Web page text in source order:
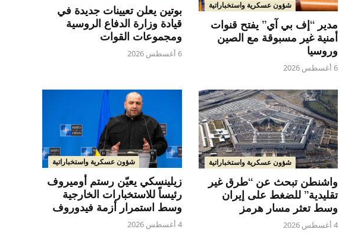
شؤون عسكرية واستخباراتية
مدير “إف بي آي” يفتح قنوات
أمنية غير مسبوقة مع الصين
وروسيا
6 أغسطس 2026
بوتين يعلن تعيينات جديدة في
قيادة وزارة الدفاع الروسية
ومجموعات القوات
6 أغسطس 2026
شؤون عسكرية واستخباراتية
واشنطن تبحث عن “طرق غير
تقليدية” للضغط على إيران
وسط تعثر مسار هرمز
4 أغسطس 2026
شؤون عسكرية واستخباراتية
زيلينسكي يعيّن رستم أوميروف
رئيساً للاستخبارات الخارجية
وسط استمرار أزمة فيدوروف
4 أغسطس 2026